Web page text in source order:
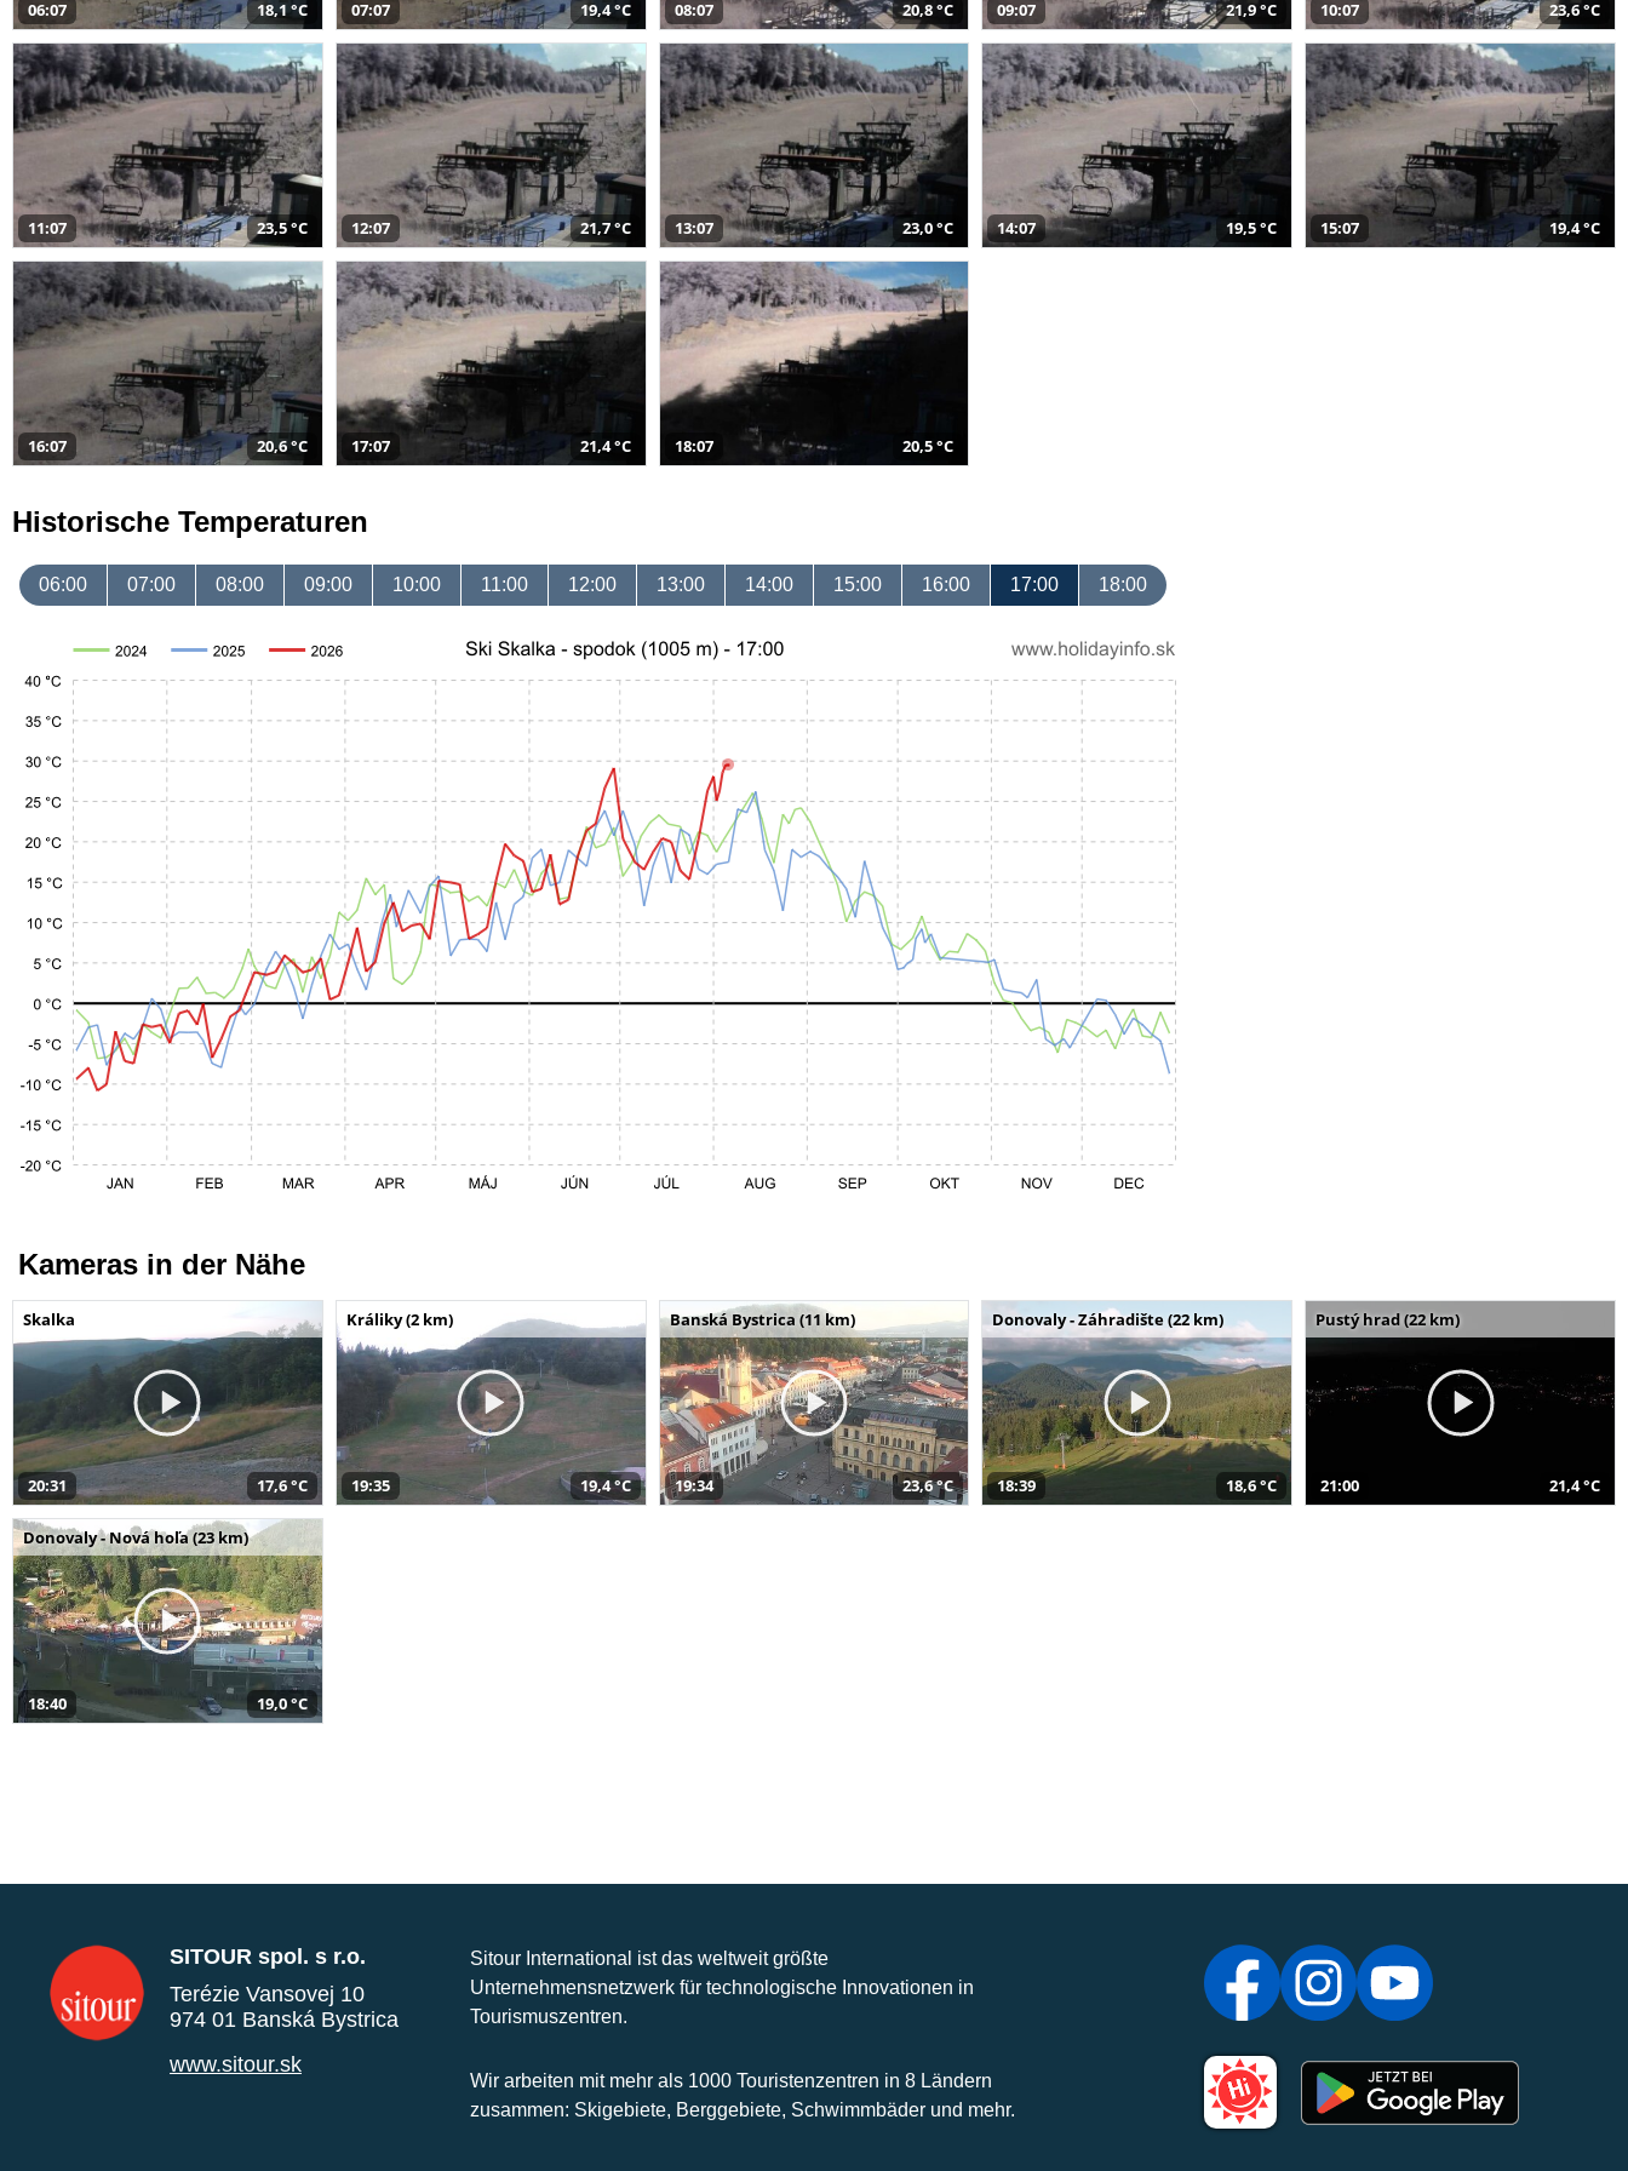
06:07 18,1 °C 07:07 19,4 °C 08:07 20,8 °C 09:07 21,9 °C 10:07 23,6 °C
11:07 23,5 °C 12:07 21,7 °C 13:07 23,0 °C 14:07 19,5 °C 15:07 19,4 °C
16:07 20,6 °C 17:07 21,4 °C 18:07 20,5 °C
Historische Temperaturen
06:00 07:00 08:00 09:00 10:00 11:00 12:00 13:00 14:00 15:00 16:00 17:00 18:00
Kameras in der Nähe
Skalka
20:31 17,6 °C
Králiky (2 km)
19:35 19,4 °C
Banská Bystrica (11 km)
19:34 23,6 °C
Donovaly - Záhradište (22 km)
18:39 18,6 °C
Pustý hrad (22 km)
21:00 21,4 °C
Donovaly - Nová hoľa (23 km)
18:40 19,0 °C
SITOUR spol. s r.o.
Terézie Vansovej 10
974 01 Banská Bystrica
www.sitour.sk
Sitour International ist das weltweit größte
Unternehmensnetzwerk für technologische Innovationen in
Tourismuszentren.
Wir arbeiten mit mehr als 1000 Touristenzentren in 8 Ländern
zusammen: Skigebiete, Berggebiete, Schwimmbäder und mehr.